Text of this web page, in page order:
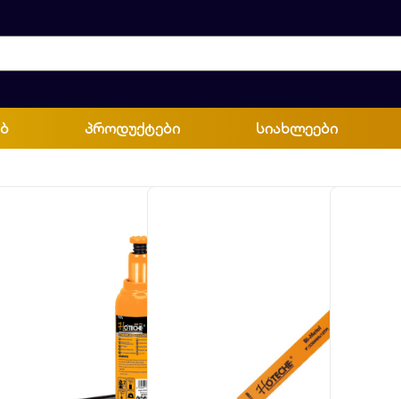
პროდუქტები სიახლეები